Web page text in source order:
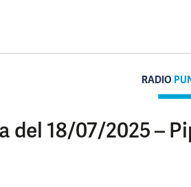
RADIO
del 18/07/2025 –